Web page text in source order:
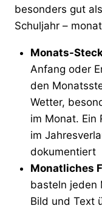
besonders gut
Schuljahr –
Monats-
Anfang oder
den
Wetter,
im Monat. Ein
im
dokumentiert
Monatliches
basteln jeden
Bild und Text